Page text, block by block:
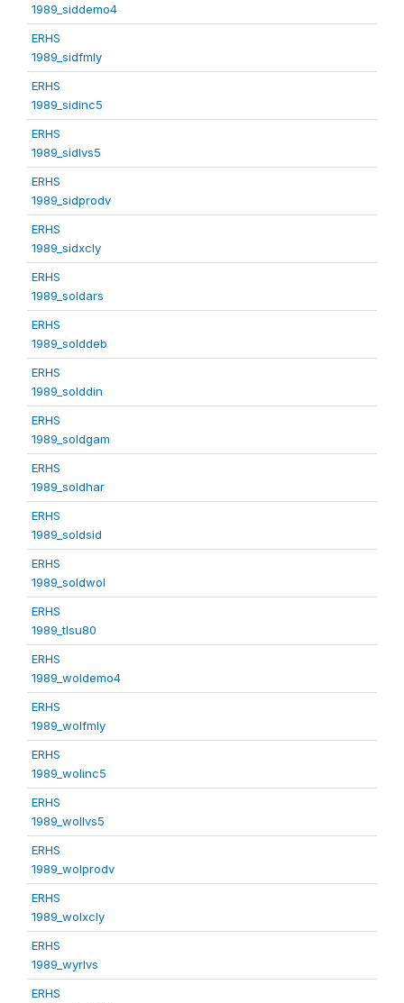
1989_siddemo4
ERHS
1989_sidfmly
ERHS
1989_sidinc5
ERHS
1989_sidlvs5
ERHS
1989_sidprodv
ERHS
1989_sidxcly
ERHS
1989_soldars
ERHS
1989_solddeb
ERHS
1989_solddin
ERHS
1989_soldgam
ERHS
1989_soldhar
ERHS
1989_soldsid
ERHS
1989_soldwol
ERHS
1989_tlsu80
ERHS
1989_woldemo4
ERHS
1989_wolfmly
ERHS
1989_wolinc5
ERHS
1989_wollvs5
ERHS
1989_wolprodv
ERHS
1989_wolxcly
ERHS
1989_wyrlvs
ERHS